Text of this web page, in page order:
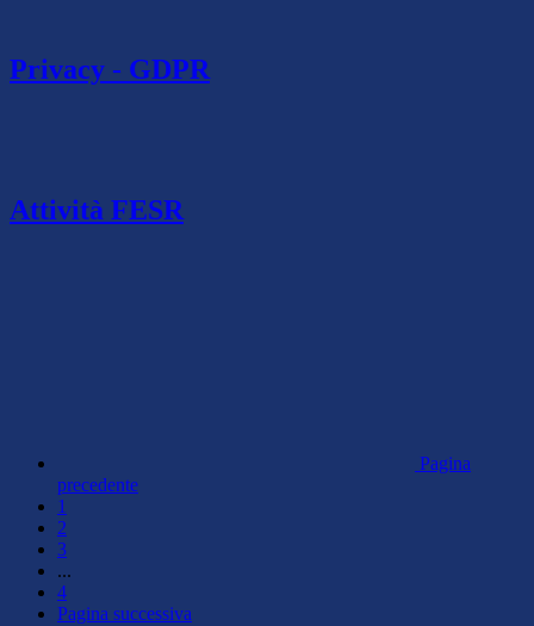
Privacy - GDPR
Attività FESR
Pagina
precedente
1
2
3
...
4
Pagina successiva